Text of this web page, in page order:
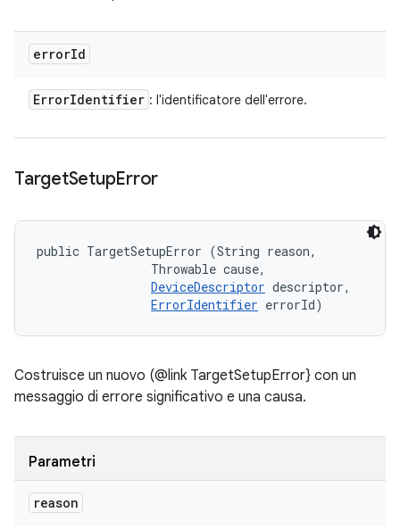
errorId
ErrorIdentifier : l'identificatore dell'errore.
TargetSetupError
public TargetSetupError (String reason,
                Throwable cause,
DeviceDescriptor descriptor,
ErrorIdentifier errorId)
Costruisce un nuovo (@link TargetSetupError} con un
messaggio di errore significativo e una causa.
Parametri
reason